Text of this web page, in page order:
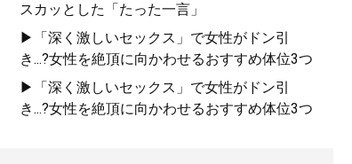
スカッとした「たった一言」
▶「深く激しいセックス」で女性がドン引
き...?女性を絶頂に向かわせるおすすめ体位3つ
▶「深く激しいセックス」で女性がドン引
き...?女性を絶頂に向かわせるおすすめ体位3つ